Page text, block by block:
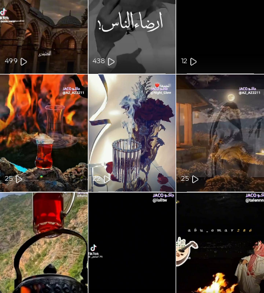
12
438
499
25
22
25